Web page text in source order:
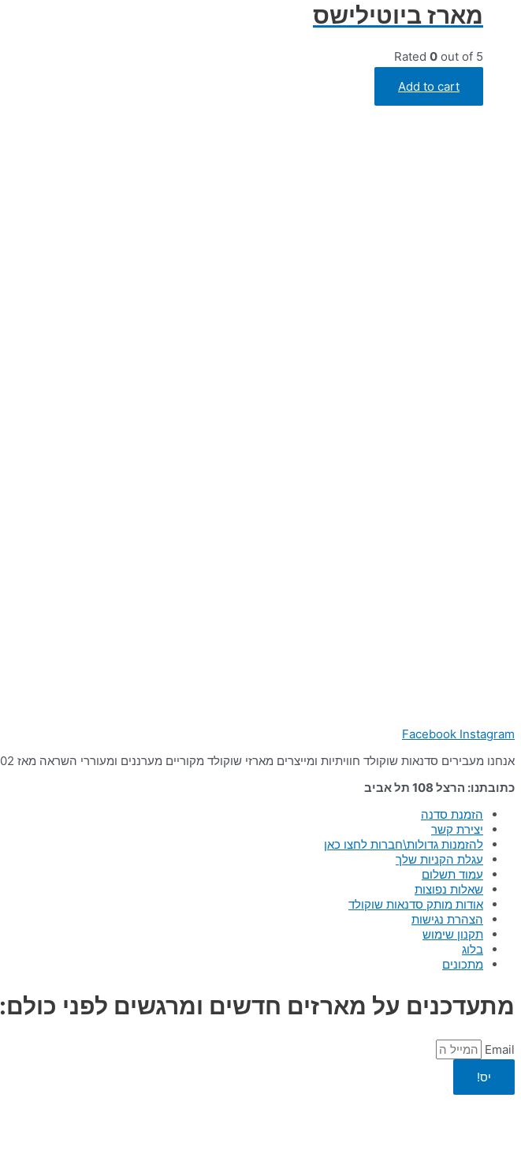
מארז ביוטילישס
Rated 0 out of 5
₪230.00
Add to cart
Facebook Instagram
אנחנו מעבירים סדנאות שוקולד חוויתיות ומייצרים מארזי שוקולד מקוריים מערננים ומעוררי השראה מאז 2002 – פירות יצירתה של האמנית אלה חרפק.
כתובתנו: הרצל 108 תל אביב
הזמנת סדנה
יצירת קשר
להזמנות גדולות\חברות לחצו כאן
עגלת הקניות שלך
עמוד תשלום
שאלות נפוצות
אודות מותק סדנאות שוקולד
הצהרת נגישות
תקנון שימוש
בלוג
מתכונים
מתעדכנים על מארזים חדשים ומרגשים לפני כולם:
Email
יס!